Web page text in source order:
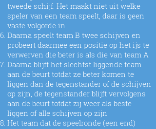
tweede schijf. Het maakt niet uit welke
speler van een team speelt, daar is geen
vaste volgorde in
Daarna speelt team B twee schijven en
probeert daarmee een positie op het ijs te
verwerven die beter is als die van team A
Daarna blijft het slechtst liggende team
aan de beurt totdat ze beter komen te
liggen dan de tegenstander of de schijven
op zijn, de tegenstander blijft vervolgens
aan de beurt totdat zij weer als beste
liggen of alle schijven op zijn
Het team dat de speelronde (een end)